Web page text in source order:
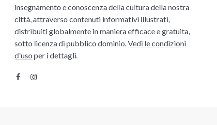
insegnamento e conoscenza della cultura della nostra
città, attraverso contenuti informativi illustrati,
distribuiti globalmente in maniera efficace e gratuita,
sotto licenza di pubblico dominio. Vedi le condizioni
d'uso per i dettagli.